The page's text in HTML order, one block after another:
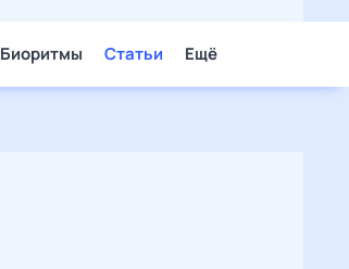
Биоритмы Статьи Ещё